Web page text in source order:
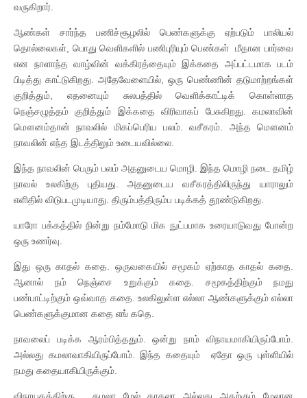
வருகிறார்.
ஆண்கள் சார்ந்த பணிச்சூழலில் பெண்களுக்கு ஏற்படும் பாலியல்
தொல்லைகள், பொது வெளிகளில் பணிபுரியும் பெண்கள் மீதான பார்வை
என நாளாந்த வாழ்வின் வக்கிரத்தையும் இக்கதை அப்பட்டமாக படம்
பிடித்து காட்டுகிறது. அதேவேளையில், ஒரு பெண்ணின் தடுமாற்றங்கள்
குறித்தும், எதனையும் சுலபத்தில் வெளிக்காட்டிக் கொள்ளாத
நெஞ்சழுத்தம் குறித்தும் இக்கதை விரிவாகப் பேசுகிறது. கமலாவின்
மௌனம்தான் நாவலில் மிகப்பெரிய பலம். வசீகரம். அந்த மௌனம்
நாவலின் எந்த இடத்திலும் உடையவில்லை.
இந்த நாவலின் பெரும் பலம் அதனுடைய மொழி. இந்த மொழி நடை தமிழ்
நாவல் உலகிற்கு புதியது. அதனுடைய வசீகரத்திலிருந்து யாராலும்
எளிதில் விடுபடமுடியாது. திரும்பத்திரும்ப படிக்கத் தூண்டுகிறது.
யாரோ பக்கத்தில் நின்று நம்மோடு மிக நுட்பமாக உரையாடுவது போன்ற
ஒரு உணர்வு.
இது ஒரு காதல் கதை. ஒருவகையில் சமூகம் ஏற்காத காதல் கதை.
ஆனால் நம் நெஞ்சை உறுக்கும் கதை. சமூகத்திற்கும் நமது
பண்பாட்டிற்கும் ஒவ்வாத கதை. உலகிலுள்ள எல்லா ஆண்களுக்கும் எல்லா
பெண்களுக்குமான கதை எங் கதெ.
நாவலைப் படிக்க ஆரம்பித்ததும். ஒன்று நாம் விநாயமாகியிருப்போம்.
அல்லது கமலாவாகியிருப்போம். இந்த கதையும் ஏதோ ஒரு புள்ளியில்
நமது கதையாகியிருக்கும்.